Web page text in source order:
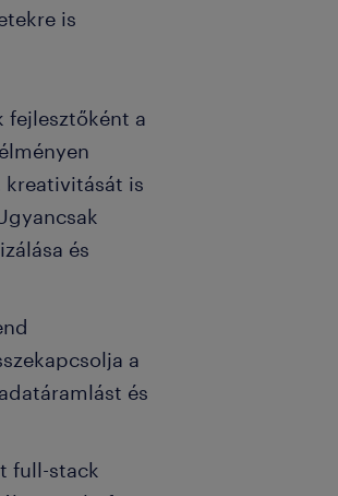
is
fejlesztőként a
kreativitását is
és
a
és
full-stack